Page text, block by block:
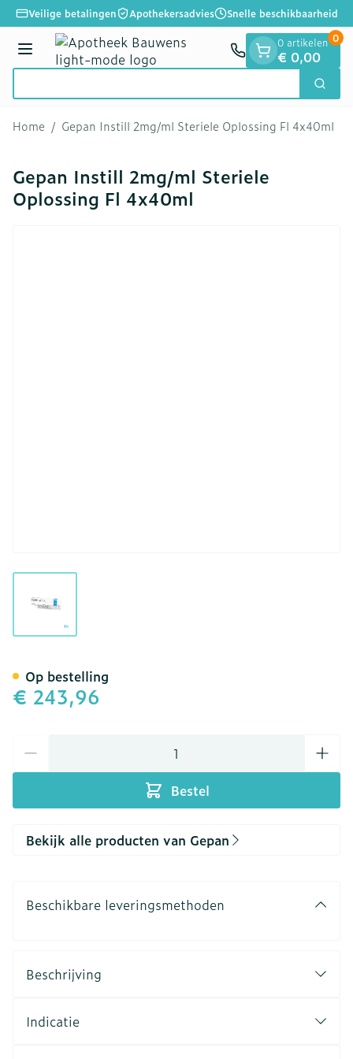
Ga naar de inhoud
1 van 1
Veilige betalingen Apothekersadvies Snelle beschikbaarheid
Menu
Zoek
0 artikelen
€ 0,00
0
Home / Gepan Instill 2mg/ml Steriele Oplossing Fl 4x40ml
Gepan Instill 2mg/ml Steriele
Oplossing Fl 4x40ml
€ 243,96
Bestel
Op bestelling
Bekijk alle producten van Gepan
Beschikbare leveringsmethoden
Beschrijving
Indicatie